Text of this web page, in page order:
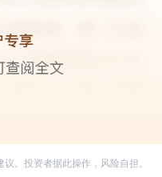
。投资者据此操作，风险自担。